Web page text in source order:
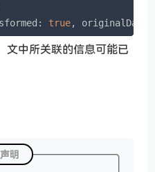
: true, originalData
文中所关联的信息可能已
明